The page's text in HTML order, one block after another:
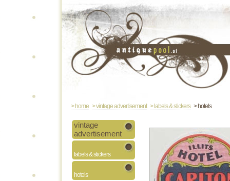
> home > vintage advertisement > labels & stickers> hotels
vintage
advertisement
labels & stickers
hotels